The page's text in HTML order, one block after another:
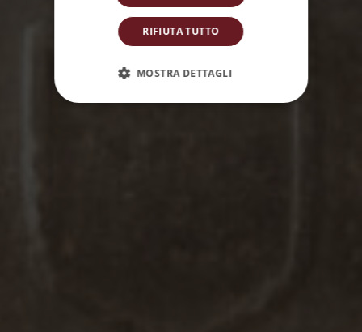
RIFIUTA TUTTO
MOSTRA DETTAGLI